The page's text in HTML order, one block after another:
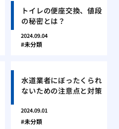
トイレの便座交換、値段
の秘密とは？
2024.09.04
未分類
水道業者にぼったくられ
ないための注意点と対策
2024.09.01
未分類